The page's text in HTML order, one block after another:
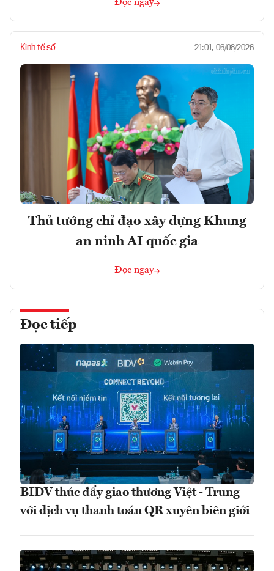
Đọc ngay
Kinh tế số 21:01, 06/08/2026
Thủ tướng chỉ đạo xây dựng Khung
an ninh AI quốc gia
Đọc ngay
Đọc tiếp
BIDV thúc đẩy giao thương Việt - Trung
với dịch vụ thanh toán QR xuyên biên giới